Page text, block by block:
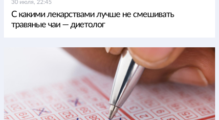
30 июля, 22:45
С какими лекарствами лучше не смешивать
травяные чаи — диетолог